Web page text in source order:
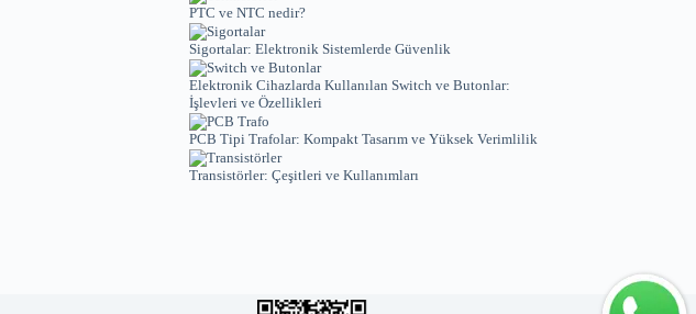
PTC ve NTC nedir?
Sigortalar: Elektronik Sistemlerde Güvenlik
Elektronik Cihazlarda Kullanılan Switch ve Butonlar:
İşlevleri ve Özellikleri
PCB Tipi Trafolar: Kompakt Tasarım ve Yüksek Verimlilik
Transistörler: Çeşitleri ve Kullanımları